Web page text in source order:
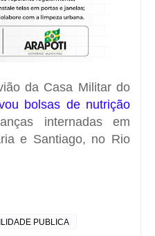
da Casa Militar do
bolsas de nutrição
internadas em
e Santiago, no Rio
PUBLICA